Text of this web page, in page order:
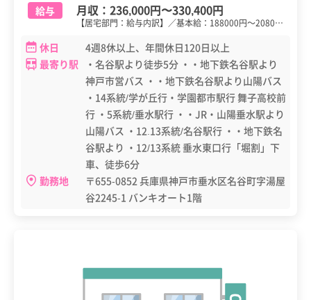
給与
月収： 236,000円〜330,400円
【居宅部門：給与内訳】／基本給：188000円～2080…
休日
4週8休以上、年間休日120日以上
最寄り駅
・名谷駅より徒歩5分 ・・地下鉄名谷駅より
神戸市営バス ・・地下鉄名谷駅より山陽バス
・14系統/学が丘行・学園都市駅行 舞子高校前
行 ・5系統/垂水駅行 ・・JR・山陽垂水駅より
山陽バス ・12.13系統/名谷駅行 ・・地下鉄名
谷駅より ・12/13系統 垂水東口行「堀割」下
車、徒歩6分
勤務地
〒655-0852 兵庫県神戸市垂水区名谷町字湯屋
谷2245-1 バンキオート1階